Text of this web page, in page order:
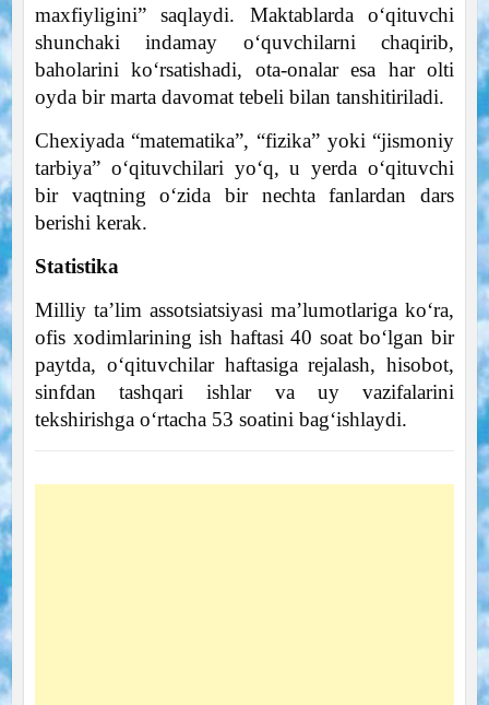
maxfiyligini” saqlaydi. Maktablarda o‘qituvchi
shunchaki indamay o‘quvchilarni chaqirib,
baholarini ko‘rsatishadi, ota-onalar esa har olti
oyda bir marta davomat tebeli bilan tanshitiriladi.
Chexiyada “matematika”, “fizika” yoki “jismoniy
tarbiya” o‘qituvchilari yo‘q, u yerda o‘qituvchi
bir vaqtning o‘zida bir nechta fanlardan dars
berishi kerak.
Statistika
Milliy ta’lim assotsiatsiyasi ma’lumotlariga ko‘ra,
ofis xodimlarining ish haftasi 40 soat bo‘lgan bir
paytda, o‘qituvchilar haftasiga rejalash, hisobot,
sinfdan tashqari ishlar va uy vazifalarini
tekshirishga o‘rtacha 53 soatini bag‘ishlaydi.